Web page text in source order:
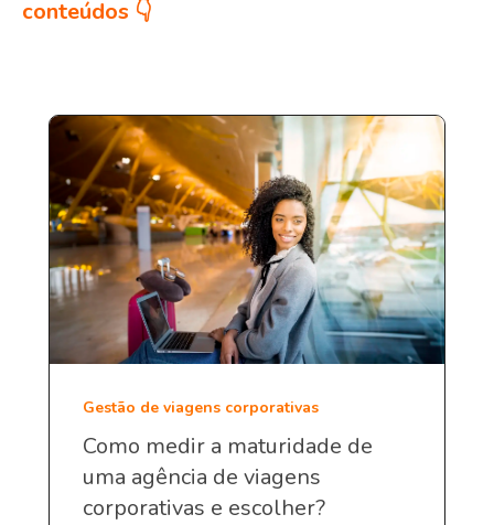
conteúdos 👇
Gestão de viagens corporativas
Como medir a maturidade de
uma agência de viagens
corporativas e escolher?